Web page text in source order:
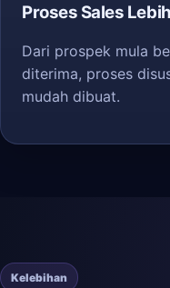
Proses Sales
Dari prospek mula
diterima, proses
mudah dibuat.
Kelebihan